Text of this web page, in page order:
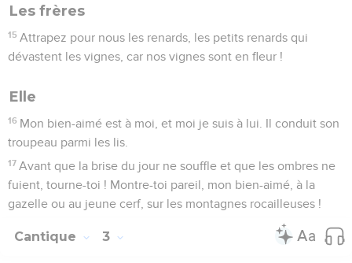
Les frères
15 Attrapez pour nous les renards, les petits renards qui
dévastent les vignes, car nos vignes sont en fleur !
Elle
16 Mon bien-aimé est à moi, et moi je suis à lui. Il conduit son
troupeau parmi les lis.
17 Avant que la brise du jour ne souffle et que les ombres ne
fuient, tourne-toi ! Montre-toi pareil, mon bien-aimé, à la
gazelle ou au jeune cerf, sur les montagnes rocailleuses !
Cantique 3